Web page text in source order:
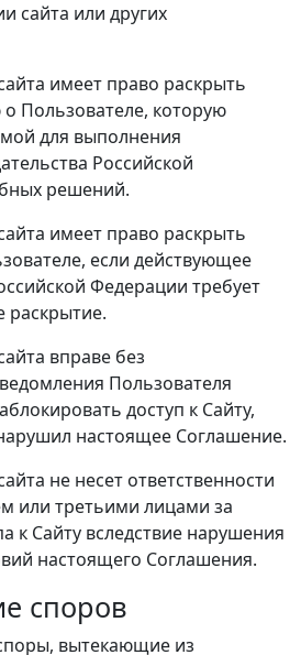
сайта или других
имеет право раскрыть
Пользователе, которую
для выполнения
Российской
решений.
имеет право раскрыть
если действующее
Федерации требует
раскрытие.
вправе без
Пользователя
доступ к Сайту,
настоящее Соглашение.
не несет ответственности
или третьими лицами за
к Сайту вследствие нарушения
настоящего Соглашения.
споров
вытекающие из